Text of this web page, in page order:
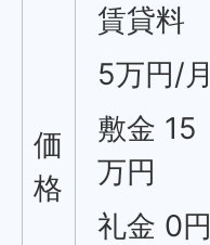
価
格
賃貸料
5万円/月
敷金 15
万円
礼金 0円